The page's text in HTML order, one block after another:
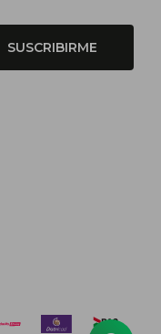
SUSCRIBIRME